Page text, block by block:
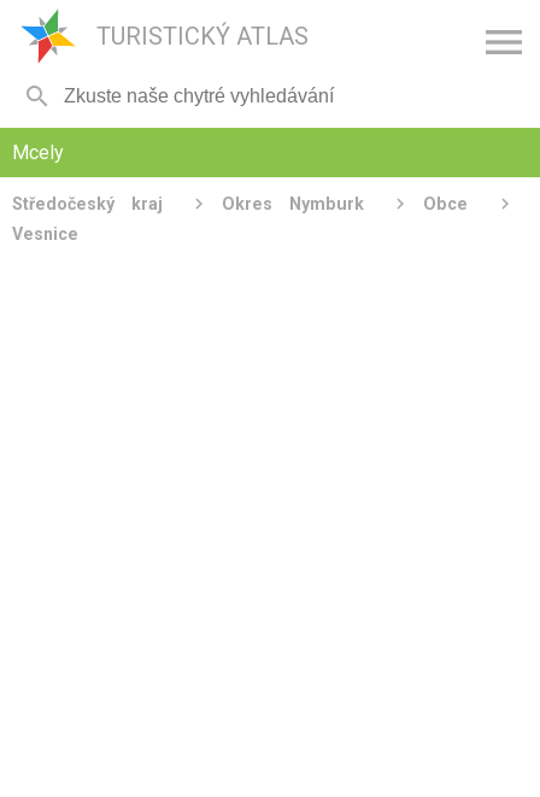
TURISTICKÝ ATLAS 

Mcely
Středočeský kraj Okres Nymburk
Obce
Vesnice